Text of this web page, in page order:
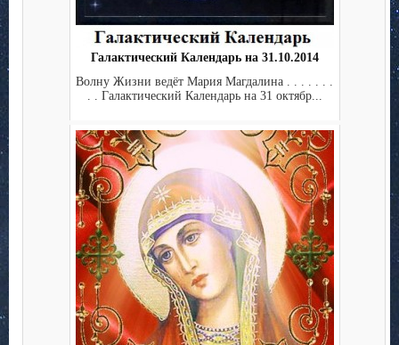
Галактический Календарь на 31.10.2014
Волну Жизни ведёт Мария Магдалина . . . . . . .
. . Галактический Календарь на 31 октябр...